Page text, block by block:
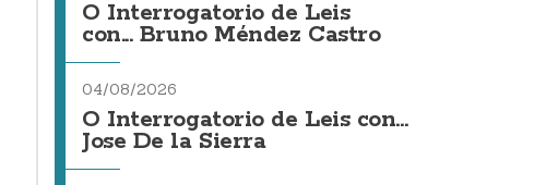
O Interrogatorio de Leis
con... Bruno Méndez Castro
04/08/2026
O Interrogatorio de Leis con...
Jose De la Sierra